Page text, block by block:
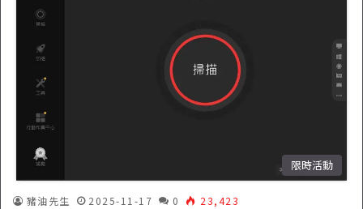
限時活動
豬油先生 2025-11-17 0 23,423